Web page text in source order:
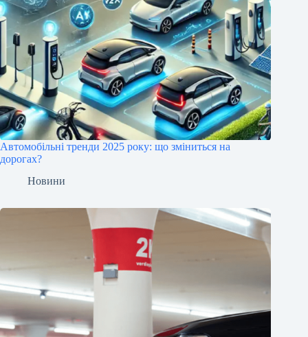
Автомобільні тренди 2025 року: що зміниться на
дорогах?
Новини